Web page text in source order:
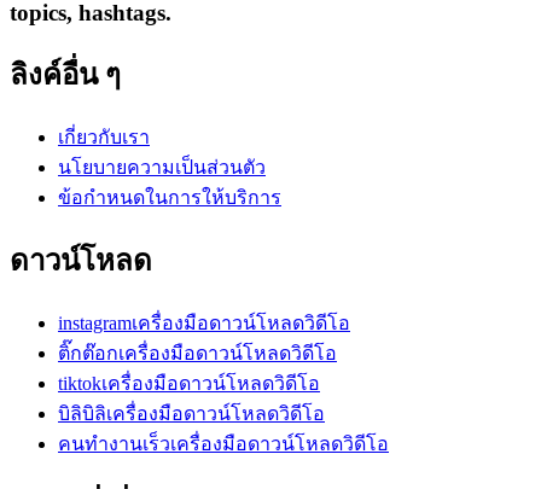
topics, hashtags.
ลิงค์อื่น ๆ
เกี่ยวกับเรา
นโยบายความเป็นส่วนตัว
ข้อกำหนดในการให้บริการ
ดาวน์โหลด
instagramเครื่องมือดาวน์โหลดวิดีโอ
ติ๊กต๊อกเครื่องมือดาวน์โหลดวิดีโอ
tiktokเครื่องมือดาวน์โหลดวิดีโอ
บิลิบิลิเครื่องมือดาวน์โหลดวิดีโอ
คนทำงานเร็วเครื่องมือดาวน์โหลดวิดีโอ